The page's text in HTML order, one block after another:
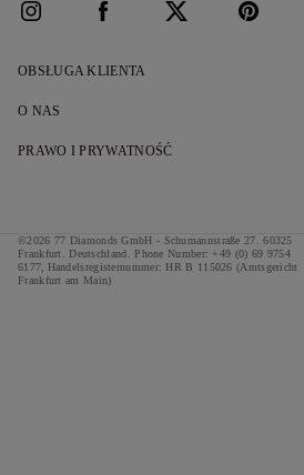
OBSŁUGA KLIENTA
Skontaktuj się z nami
Regulamin finansowania
Kalkulator podatków i ceł
O NAS
Nasza Historia
Odpowiedzialne Zaopatrzenie
Naciśnij
PRAWO I PRYWATNOŚĆ
Regulamin
©2026 77 Diamonds GmbH - Schumannstraße 27. 60325
Frankfurt. Deutschland. Phone Number: +49 (0) 69 9754
6177,
Handelsregisternummer: HR B 115026 (Amtsgericht
Frankfurt am Main)